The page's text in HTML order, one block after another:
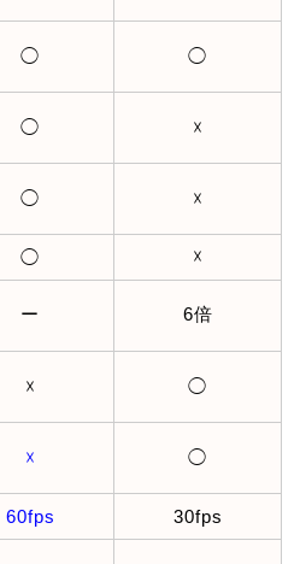
◯ ◯
◯ ☓
◯ ☓
◯ ☓
ー 6倍
☓ ◯
☓ ◯
60fps 30fps